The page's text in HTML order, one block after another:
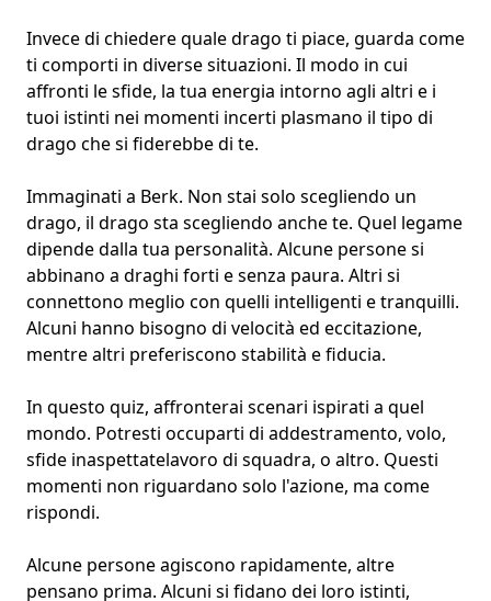
Invece di chiedere quale drago ti piace, guarda come
ti comporti in diverse situazioni. Il modo in cui
affronti le sfide, la tua energia intorno agli altri e i
tuoi istinti nei momenti incerti plasmano il tipo di
drago che si fiderebbe di te.
Immaginati a Berk. Non stai solo scegliendo un
drago, il drago sta scegliendo anche te. Quel legame
dipende dalla tua personalità. Alcune persone si
abbinano a draghi forti e senza paura. Altri si
connettono meglio con quelli intelligenti e tranquilli.
Alcuni hanno bisogno di velocità ed eccitazione,
mentre altri preferiscono stabilità e fiducia.
In questo quiz, affronterai scenari ispirati a quel
mondo. Potresti occuparti di addestramento, volo,
sfide inaspettatelavoro di squadra, o altro. Questi
momenti non riguardano solo l'azione, ma come
rispondi.
Alcune persone agiscono rapidamente, altre
pensano prima. Alcuni si fidano dei loro istinti,